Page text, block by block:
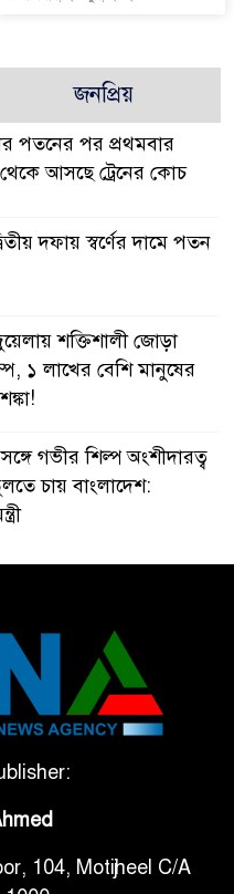
জনপ্রিয়
পতনের পর প্রথমবার
আসছে ট্রেনের কোচ
দফায় স্বর্ণের দামে পতন
শক্তিশালী জোড়া
১ লাখের বেশি মানুষের
গভীর শিল্প অংশীদারত্ব
চায় বাংলাদেশ:
ম্যাচে গোল ভিনির, ইতিহাস
জিতবে ব্রাজিল
৩শ কেজি বই বিক্রির
পর মালিকানা
104, Motijheel C/A